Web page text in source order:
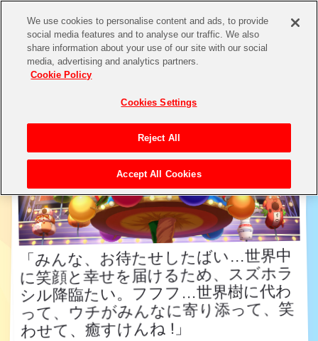
アイドル検索
「みんな、お待たせしたばい…世界中
に笑顔と幸せを届けるため、スズホラ
シル降臨たい。フフフ…世界樹に代わ
って、ウチがみんなに寄り添って、笑
わせて、癒すけんね !」
「みんな、お待たせしたばい…世界中
に笑顔と幸せを届けるため、スズホラ
シル降臨たい。フフフ…世界樹に代わ
って、ウチがみんなに寄り添って、笑
わせて、癒すけんね !」
We use cookies to personalise content and ads, to provide
social media features and to analyse our traffic. We also
share information about your use of our site with our social
media, advertising and analytics partners.
Cookie Policy
Cookies Settings
Reject All
Accept All Cookies